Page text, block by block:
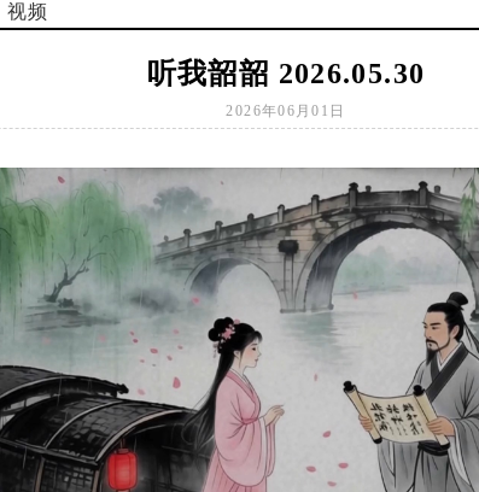
视频
听我韶韶 2026.05.30
2026年06月01日